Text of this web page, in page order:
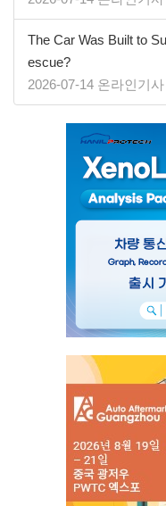
The Car Was Built to
escue?
2026-07-14 온라인기사